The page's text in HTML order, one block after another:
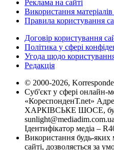
Реклама на сайті
Використання
Правила користування
Договір користування
Політика у сфері
Угода щодо
Редакція
© 2000-2026,
Суб'єкт у сфері онлайн-
«КореспонденТ.net»
ХАРКІВСЬКЕ ШОСЕ,
sunlight@mediadim.com.ua
Ідентифікатор медіа –
Використання будь-яких
сайті, дозволяється за